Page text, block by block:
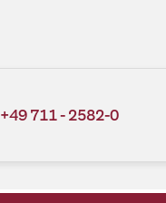
+49 711 - 2582-0